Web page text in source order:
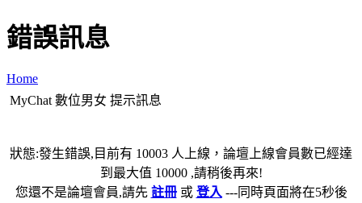
錯誤訊息
Home
MyChat 數位男女 提示訊息
狀態:發生錯誤,目前有 10003 人上線，論壇上線會員數已經達
到最大值 10000 ,請稍後再來!
您還不是論壇會員,請先 註冊或 登入 ---同時頁面將在5秒後